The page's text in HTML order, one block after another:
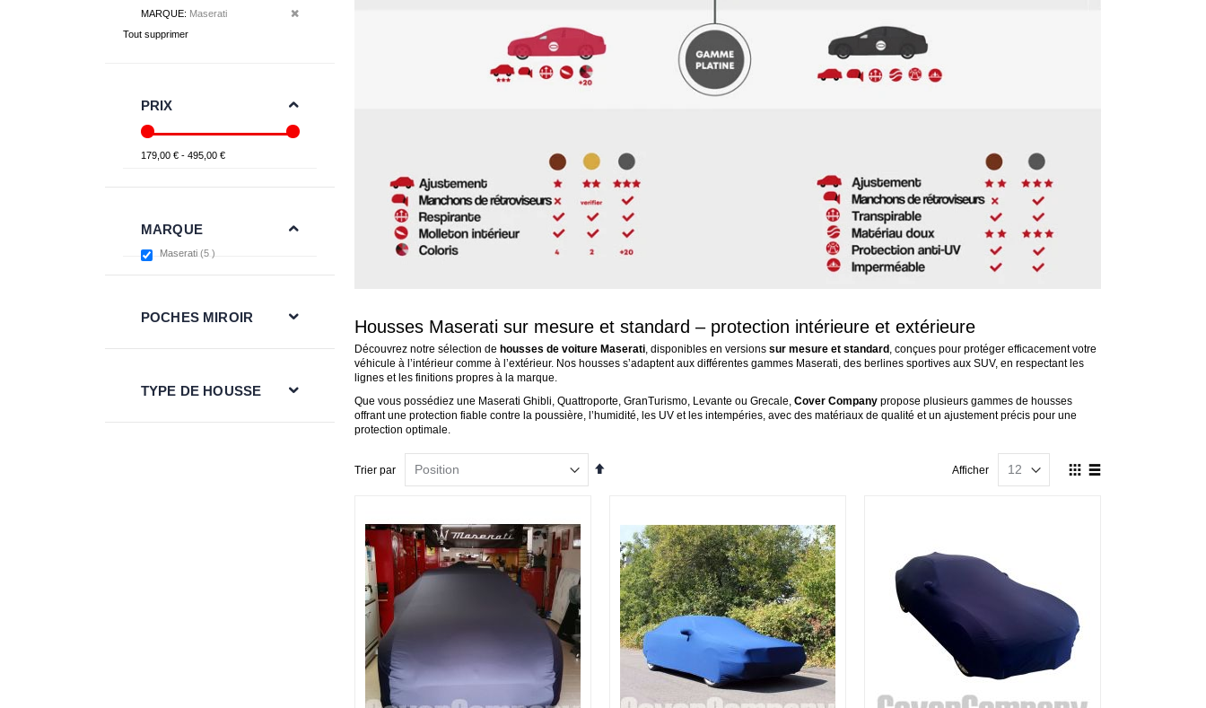
Housses Maserati sur mesure et standard – protection intérieure et extérieure
Découvrez notre sélection de housses de voiture Maserati, disponibles en versions sur mesure et standard, conçues pour protéger efficacement votre
véhicule à l’intérieur comme à l’extérieur. Nos housses s’adaptent aux différentes gammes Maserati, des berlines sportives aux SUV, en respectant les
lignes et les finitions propres à la marque.
Que vous possédiez une Maserati Ghibli, Quattroporte, GranTurismo, Levante ou Grecale, Cover Companypropose plusieurs gammes de housses
offrant une protection fiable contre la poussière, l’humidité, les UV et les intempéries, avec des matériaux de qualité et un ajustement précis pour une
protection optimale.
Trier par
Afficher
en
Afficher
MARQUE Maserati Retirer cet élément
Tout supprimer
PRIX
179,00 € - 495,00 €
MARQUE
Maserati 5 items
POCHES MIROIR
TYPE DE HOUSSE